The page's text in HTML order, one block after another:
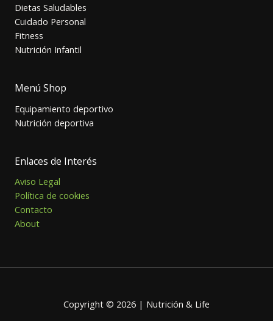
Dietas Saludables
Cuidado Personal
Fitness
Nutrición Infantil
Menú Shop
Equipamiento deportivo
Nutrición deportiva
Enlaces de Interés
Aviso Legal
Política de cookies
Contacto
About
Copyright © 2026 | Nutrición & Life